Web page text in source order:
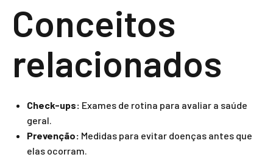
Conceitos
relacionados
Check-ups: Exames de rotina para avaliar a saúde
geral.
Prevenção: Medidas para evitar doenças antes que
elas ocorram.